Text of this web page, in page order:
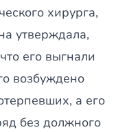
хирурга,
утверждала,
его выгнали
возбуждено
а его
без должного